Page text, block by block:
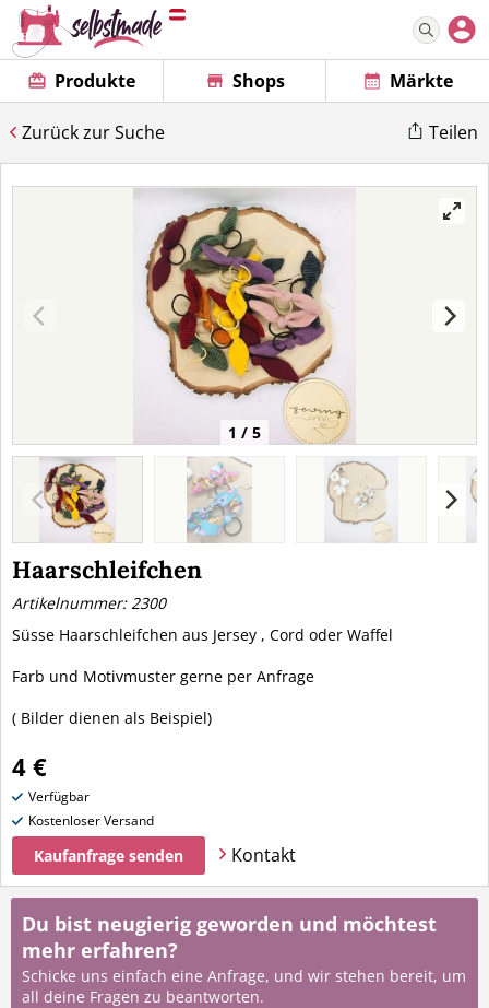
Produkte Shops Märkte
Zurück zur Suche Teilen
1 / 5
Haarschleifchen
Artikelnummer: 2300
Süsse Haarschleifchen aus Jersey , Cord oder Waffel
Farb und Motivmuster gerne per Anfrage
( Bilder dienen als Beispiel)
4 €
Verfügbar
Kostenloser Versand
Kaufanfrage senden Kontakt
Du bist neugierig geworden und möchtest
mehr erfahren?
Schicke uns einfach eine Anfrage, und wir stehen bereit, um
all deine Fragen zu beantworten.